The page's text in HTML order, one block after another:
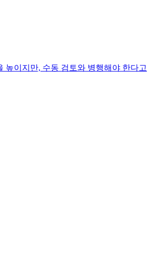
높이지만, 수동 검토와 병행해야 한다고